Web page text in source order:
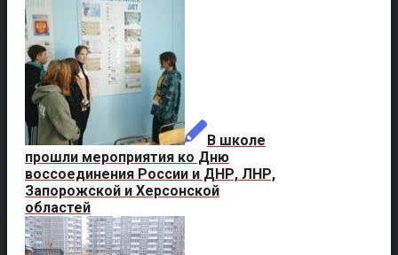
В школе
прошли мероприятия ко Дню
воссоединения России и ДНР, ЛНР,
Запорожской и Херсонской
областей